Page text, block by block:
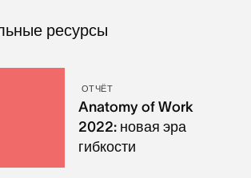
ресурсы
ОТЧЁТ
Anatomy of Work
2022: новая эра
гибкости